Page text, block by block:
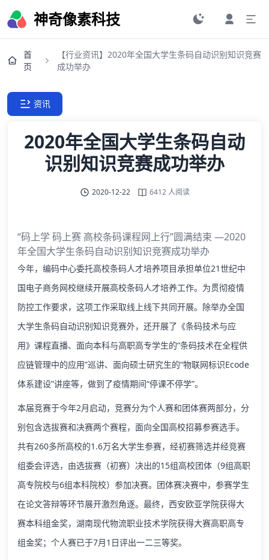
神奇像素科技
首
页
【行业资讯】2020年全国大学生条码自动识别知识竞赛
成功举办
资讯
2020年全国大学生条码自动
识别知识竞赛成功举办
2020-12-22 6412 人阅读
“码上学 码上赛 高校条码课程网上行”圆满结束 —2020
年全国大学生条码自动识别知识竞赛成功举办
今年，编码中心委托高校条码人才培养项目承担单位21世纪中
国电子商务网校继续开展高校条码人才培养工作。为贯彻疫情
防控工作要求，这项工作采取线上线下共同开展。除举办全国
大学生条码自动识别知识竞赛外，还开展了《条码技术与应
用》课程直播、面向本科与高职高专学生的“条码技术在全程供
应链管理中的应用”巡讲、面向硕士研究生的“物联网标识Ecode
体系建设”讲座等，做到了疫情期间“停课不停学”。
本届竞赛于今年2月启动，竞赛分为个人赛和团体赛两部分，分
别包含选拔赛和决赛两个赛程，面向全国高校招募参赛选手。
共有260多所高校的1.6万名大学生参赛，经初赛筛选并经竞赛
组委会评选，由选拔赛（初赛）决出的15组高校团体（9组高职
高专院校与6组本科院校）参加决赛。团体赛决赛中，参赛学生
在论文答辩等环节展开激烈角逐。最终，西安欧亚学院获得大
赛本科组金奖，湖南现代物流职业技术学院获得大赛高职高专
组金奖；个人赛已于7月1日评出一二三等奖。